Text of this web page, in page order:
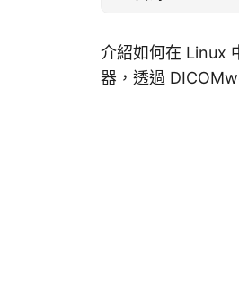
介紹如何在 Linux
器，透過